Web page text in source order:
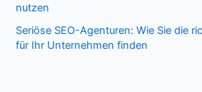
nutzen
Seriöse SEO-Agenturen: Wie Sie die
für Ihr Unternehmen finden